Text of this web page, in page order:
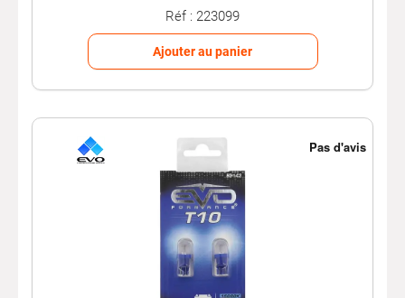
Réf : 223099
Ajouter au panier